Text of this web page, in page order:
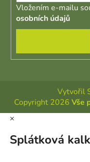
Vložením e-mailu
osobních údajů
Vytvořil
Copyright 2026 Vše
×
Splátková